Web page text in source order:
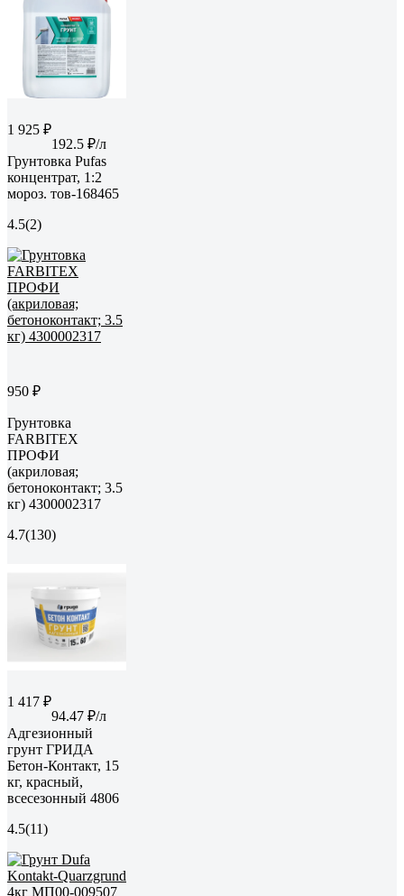
1 925 ₽
192.5 ₽/л
Грунтовка Pufas
концентрат, 1:2
мороз. тов-168465
4.5(2)
950 ₽
Грунтовка
FARBITEX
ПРОФИ
(акриловая;
бетоноконтакт; 3.5
кг) 4300002317
4.7(130)
1 417 ₽
94.47 ₽/л
Адгезионный
грунт ГРИДА
Бетон-Контакт, 15
кг, красный,
всесезонный 4806
4.5(11)